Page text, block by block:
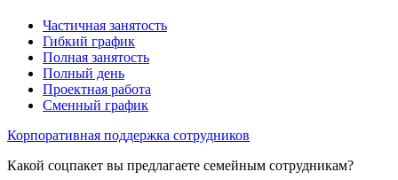
Частичная занятость
Гибкий график
Полная занятость
Полный день
Проектная работа
Сменный график
Корпоративная поддержка сотрудников
Какой соцпакет вы предлагаете семейным сотрудникам?